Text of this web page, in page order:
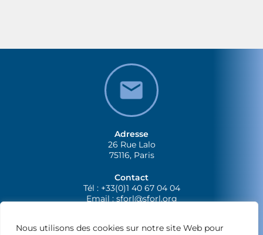
Nous utilisons des cookies sur notre site Web pour
Adresse
26 Rue Lalo
75116, Paris
Contact
Tél : +33(0)1 40 67 04 04
Email :sforl@sforl.org